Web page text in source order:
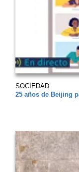
SOCIEDAD
25 años de Beijing